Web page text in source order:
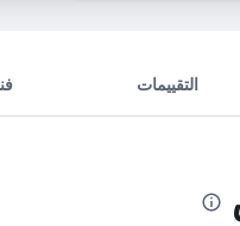
التقييمات